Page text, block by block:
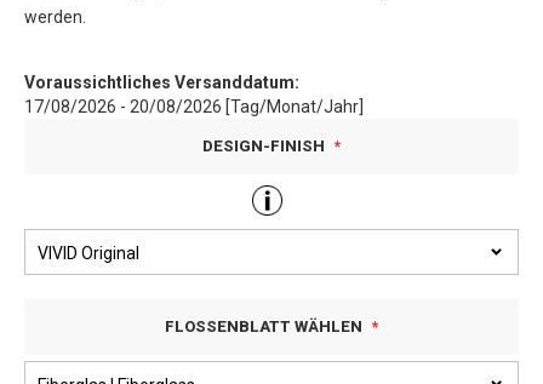
werden.
Voraussichtliches Versanddatum:
17/08/2026 - 20/08/2026 [Tag/Monat/Jahr]
DESIGN-FINISH
FLOSSENBLATT WÄHLEN